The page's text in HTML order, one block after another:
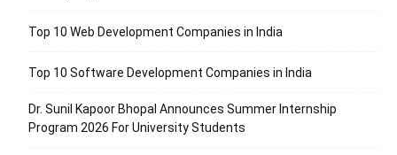
Top 10 Web Development Companies in India
Top 10 Software Development Companies in India
Dr. Sunil Kapoor Bhopal Announces Summer Internship
Program 2026 For University Students